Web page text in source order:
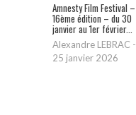
Amnesty Film Festival –
16ème édition – du 30
janvier au 1er février...
Alexandre LEBRAC -
25 janvier 2026